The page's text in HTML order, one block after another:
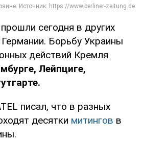
сегодня в других
Борьбу Украины
действий Кремля
Лейпциге,
писал, что в разных
десятки митингов в